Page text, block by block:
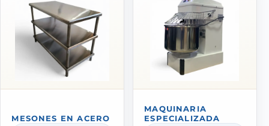
MESONES EN ACERO
MAQUINARIA
ESPECIALIZADA